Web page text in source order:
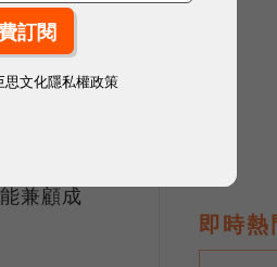
半年強
信
兼顧成
即時熱
思文化隱私權政策